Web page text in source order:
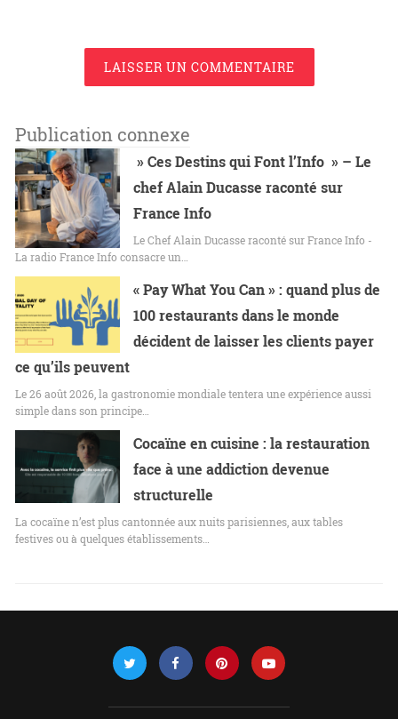
LAISSER UN COMMENTAIRE
Publication connexe
» Ces Destins qui Font l’Info » – Le
chef Alain Ducasse raconté sur
France Info
Le Chef Alain Ducasse raconté sur France Info -
La radio France Info consacre un…
« Pay What You Can » : quand plus de
100 restaurants dans le monde
décident de laisser les clients payer
ce qu’ils peuvent
Le 26 août 2026, la gastronomie mondiale tentera une expérience aussi
simple dans son principe…
Cocaïne en cuisine : la restauration
face à une addiction devenue
structurelle
La cocaïne n’est plus cantonnée aux nuits parisiennes, aux tables
festives ou à quelques établissements…